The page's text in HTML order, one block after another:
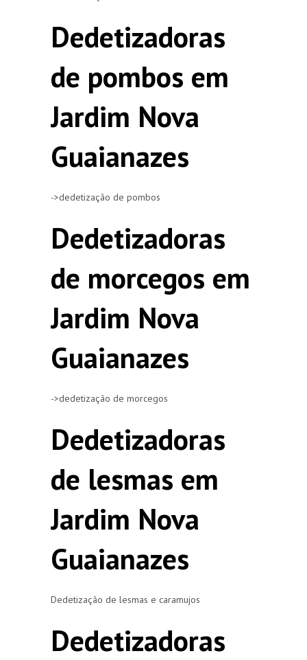
Dedetizadoras
de pombos em
Jardim Nova
Guaianazes
->dedetização de pombos
Dedetizadoras
de morcegos em
Jardim Nova
Guaianazes
->dedetização de morcegos
Dedetizadoras
de lesmas em
Jardim Nova
Guaianazes
Dedetização de lesmas e caramujos
Dedetizadoras